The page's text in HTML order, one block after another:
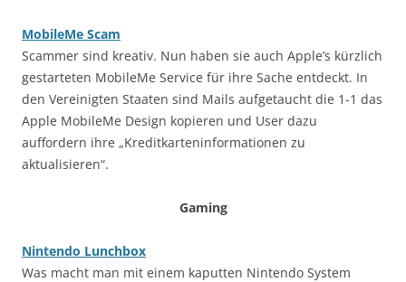
MobileMe Scam
Scammer sind kreativ. Nun haben sie auch Apple’s kürzlich
gestarteten MobileMe Service für ihre Sache entdeckt. In
den Vereinigten Staaten sind Mails aufgetaucht die 1-1 das
Apple MobileMe Design kopieren und User dazu
auffordern ihre „Kreditkarteninformationen zu
aktualisieren“.
Gaming
Nintendo Lunchbox
Was macht man mit einem kaputten Nintendo System